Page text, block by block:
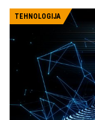
eno najbolj
glas gluhe
TEHNOLOGIJA